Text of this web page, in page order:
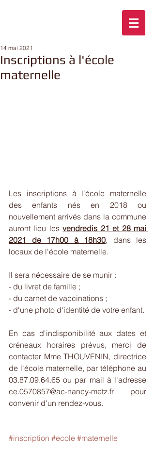
Inscriptions à l'école
maternelle
14 mai 2021
Les inscriptions à l'école maternelle
des enfants nés en 2018 ou
nouvellement arrivés dans la commune
auront lieu les vendredis 21 et 28 mai
2021 de 17h00 à 18h30, dans les
locaux de l'école maternelle.
Il sera nécessaire de se munir :
- du livret de famille ;
- du carnet de vaccinations ;
- d'une photo d'identité de votre enfant.
En cas d'indisponibilité aux dates et
créneaux horaires prévus, merci de
contacter Mme THOUVENIN, directrice
de l'école maternelle, par téléphone au
03.87.09.64.65 ou par mail à l'adresse
ce.0570857@ac-nancy-metz.fr pour
convenir d'un rendez-vous.
#inscription #ecole #maternelle